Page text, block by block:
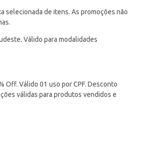
selecionada de itens. As promoções não
Válido para modalidades
Off. Válido 01 uso por CPF. Desconto
válidas para produtos vendidos e